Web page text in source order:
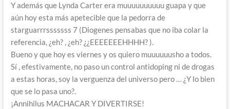
Y además que Lynda Carter era muuuuuuuuuu guapa y que
aún hoy esta más apetecible que la pedorra de
starguarrrsssssss 7 (Diogenes pensabas que no iba colar la
referencia, ¿eh? , ¿eh? ¿¿EEEEEEEHHHH? ).
Bueno y que hoy es viernes y os quiero muuuuuusho a todos.
Sí , efestivamente, no paso un control antidoping ni de drogas
a estas horas, soy la verguenza del universo pero … ¿Y lo bien
que se lo pasa uno?.
¡Annihilus MACHACAR Y DIVERTIRSE!